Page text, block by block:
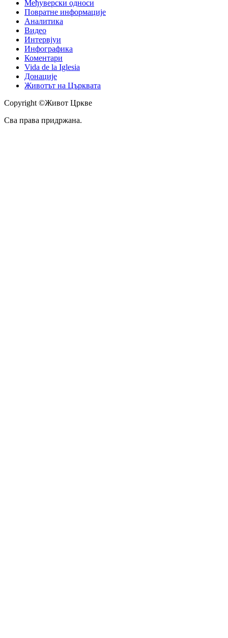
Међуверски односи
Повратне информације
Аналитика
Видео
Интервјуи
Инфографика
Коментари
Vida de la Iglesia
Донације
Животът на Църквата
Copyright ©Живот Цркве
Сва права придржана.